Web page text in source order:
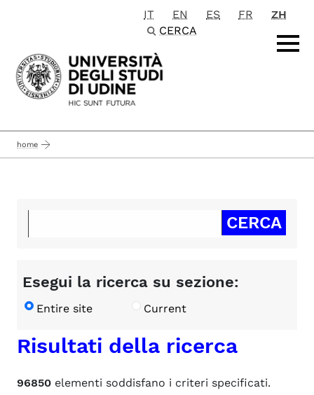
Passa al contenuto principale
IT EN ES FR
ZH
CERCA
home
Esegui la ricerca su sezione:
Entire site Current
Risultati della ricerca
96850 elementi soddisfano i criteri specificati.